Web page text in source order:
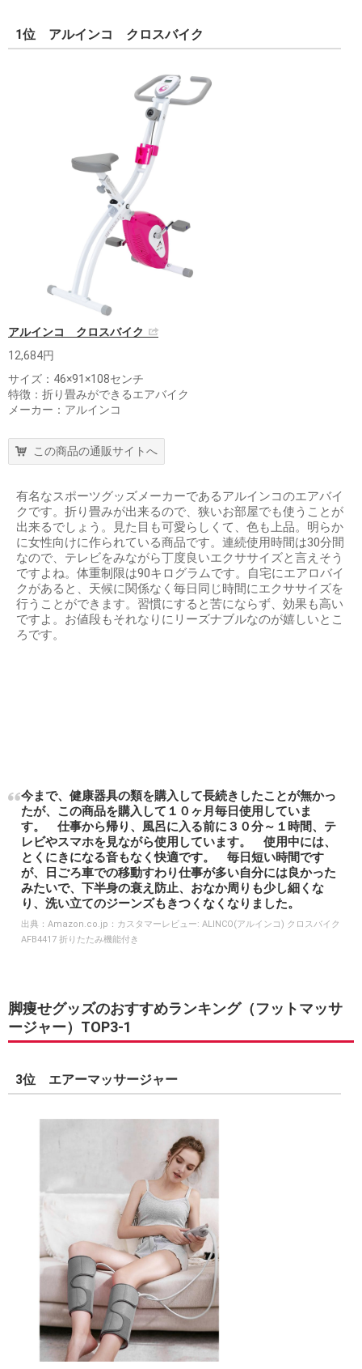
1位 アルインコ クロスバイク
アルインコ クロスバイク
12,684円
サイズ：46×91×108センチ
特徴：折り畳みができるエアバイク
メーカー：アルインコ
この商品の通販サイトへ
有名なスポーツグッズメーカーであるアルインコのエアバイ
クです。折り畳みが出来るので、狭いお部屋でも使うことが
出来るでしょう。見た目も可愛らしくて、色も上品。明らか
に女性向けに作られている商品です。連続使用時間は30分間
なので、テレビをみながら丁度良いエクササイズと言えそう
ですよね。体重制限は90キログラムです。自宅にエアロバイ
クがあると、天候に関係なく毎日同じ時間にエクササイズを
行うことができます。習慣にすると苦にならず、効果も高い
ですよ。お値段もそれなりにリーズナブルなのが嬉しいとこ
ろです。
今まで、健康器具の類を購入して長続きしたことが無かっ
たが、この商品を購入して１０ヶ月毎日使用していま
す。 仕事から帰り、風呂に入る前に３０分～１時間、テ
レビやスマホを見ながら使用しています。 使用中には、
とくにきになる音もなく快適です。 毎日短い時間です
が、日ごろ車での移動すわり仕事が多い自分には良かった
みたいで、下半身の衰え防止、おなか周りも少し細くな
り、洗い立てのジーンズもきつくなくなりました。
出典： Amazon.co.jp：カスタマーレビュー: ALINCO(アルインコ) クロスバイク
AFB4417 折りたたみ機能付き
脚痩せグッズのおすすめランキング（フットマッサ
ージャー）TOP3-1
3位 エアーマッサージャー